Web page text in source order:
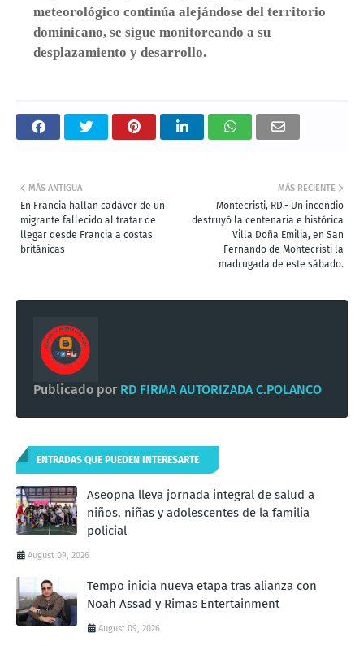
meteorológico continúa alejándose del territorio
dominicano, se sigue monitoreando a su
desplazamiento y desarrollo.
MÁS RECIENTE
Montecristi, RD.- Un incendio
destruyó la centenaria e histórica
Villa Doña Emilia, en San
Fernando de Montecristi la
madrugada de este sábado.
MÁS ANTIGUA
En Francia hallan cadáver de un
migrante fallecido al tratar de
llegar desde Francia a costas
británicas
Publicado por RD FIRMA AUTORIZADA C.POLANCO
ENTRADAS QUE PUEDEN INTERESARTE
Aseopna lleva jornada integral de salud a
niños, niñas y adolescentes de la familia
policial
August 09, 2026
Tempo inicia nueva etapa tras alianza con
Noah Assad y Rimas Entertainment
August 09, 2026